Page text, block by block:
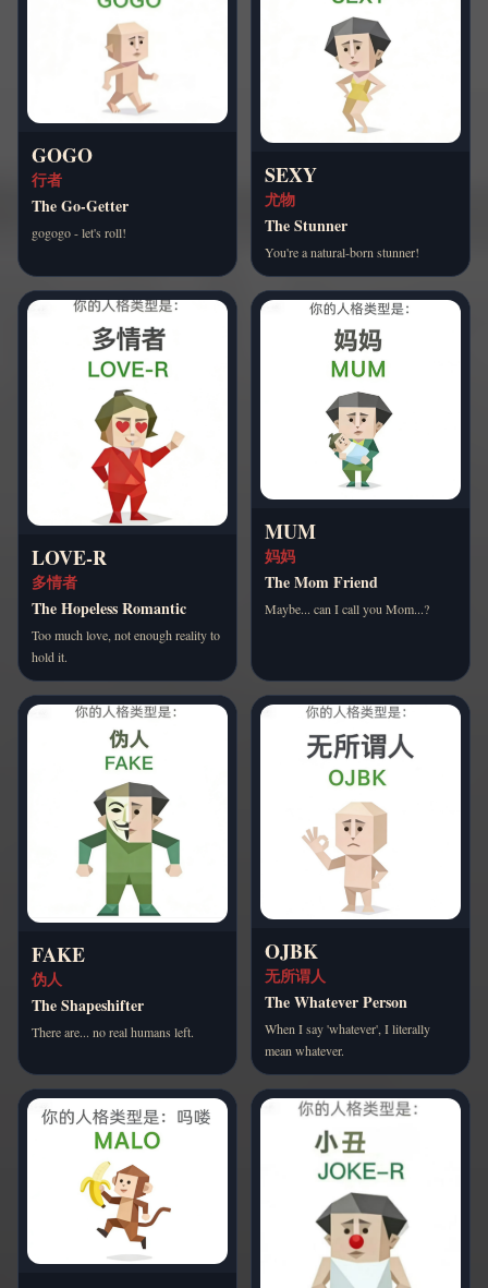
GOGO
行者
The Go-Getter
gogogo - let's roll!
SEXY
尤物
The Stunner
You're a natural-born stunner!
LOVE-R
多情者
The Hopeless Romantic
Too much love, not enough reality to
hold it.
MUM
妈妈
The Mom Friend
Maybe... can I call you Mom...?
FAKE
伪人
The Shapeshifter
There are... no real humans left.
OJBK
无所谓人
The Whatever Person
When I say 'whatever', I literally
mean whatever.